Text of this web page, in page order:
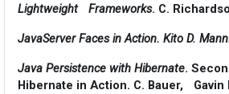
Lightweight
Frameworks. C.
JavaServer Faces in Action. Kito D.
Java Persistence with Hibernate.
Hibernate in Action. C. Bauer,
Gavin